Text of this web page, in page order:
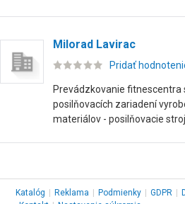
Milorad Lavirac
Pridať
Prevádzkovanie fitnescentra
posilňovacích zariadení
materiálov - posilňovacie
Katalóg Reklama Podmienky GDPR